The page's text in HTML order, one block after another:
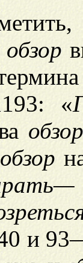
обзор
«
обзор
обзор
и